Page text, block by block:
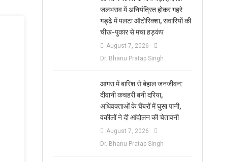
जलभराव में अनियंत्रित होकर गहरे
गड्ढे में पलटा ऑटोरिक्शा, सवारियों की
चीख-पुकार से मचा हड़कंप
August 7, 2026
Dr. Bhanu Pratap Singh
आगरा में बारिश से बेहाल जनजीवन:
दीवानी कचहरी बनी दरिया,
अधिवक्ताओं के चैंबरों में घुसा पानी,
वकीलों ने दी आंदोलन की चेतावनी
August 7, 2026
Dr. Bhanu Pratap Singh